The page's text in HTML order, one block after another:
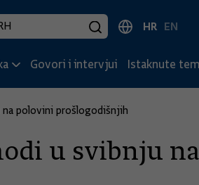
HR EN
Govori i intervjui Istaknute
polovini prošlogodišnjih
u svibnju